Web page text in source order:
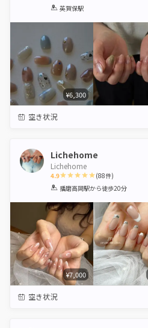
1 2 3 4
英賀保駅
¥6,300
空き状況
Lichehome
Lichehome
4.9
1 2 3 4 5
(88件)
播磨高岡駅から徒歩20分
¥7,000
空き状況